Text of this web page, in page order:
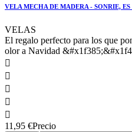
VELA MECHA DE MADERA - SONRIE,
VELAS
El regalo perfecto para los que
olor a Navidad





11,95 €Precio